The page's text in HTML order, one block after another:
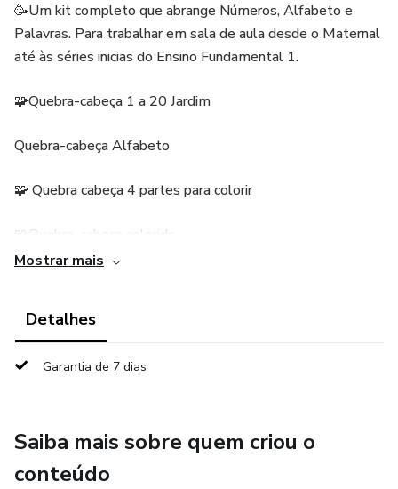
🥳Um kit completo que abrange Números, Alfabeto e
Palavras. Para trabalhar em sala de aula desde o Maternal
até às séries inicias do Ensino Fundamental 1.
🧩Quebra-cabeça 1 a 20 Jardim
Quebra-cabeça Alfabeto
🧩 Quebra cabeça 4 partes para colorir
🧩Quebra-cabeça colorido
🧩 Quebra-cabeça Alfabeto arco-íris
🧩Quebra-cabeça das Palavras
Mostrar mais
Detalhes
Garantia de 7 dias
Saiba mais sobre quem criou o
conteúdo